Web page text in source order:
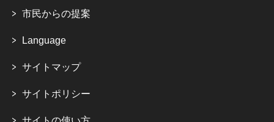
市民からの提案
Language
サイトマップ
サイトポリシー